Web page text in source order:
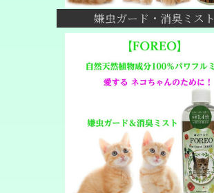
嫌虫ガード・消臭ミスト